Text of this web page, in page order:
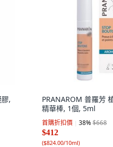
,
PRANAROM 普羅芳
精華棒, 1個, 5ml
首購折扣價 38%$668
$412
($824.00/10ml)